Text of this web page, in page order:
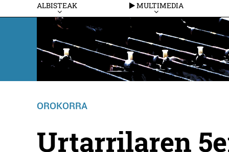
ALBISTEAK MULTIMEDIA
OROKORRA
Urtarrilaren